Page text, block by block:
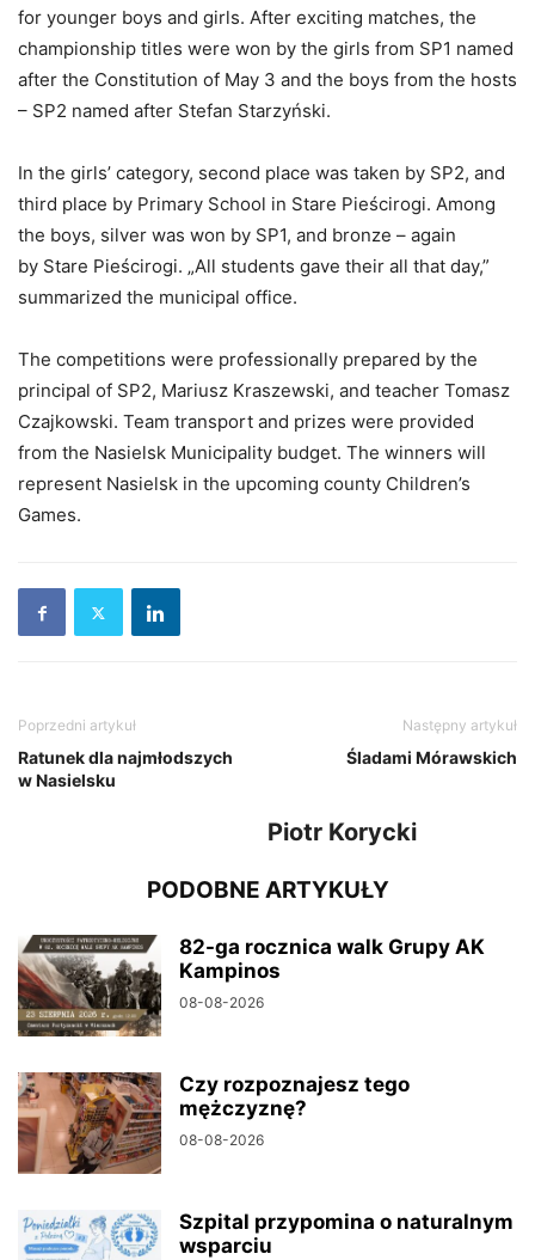
for younger boys and girls. After exciting matches, the
championship titles were won by the girls from SP1 named
after the Constitution of May 3 and the boys from the hosts
– SP2 named after Stefan Starzyński.
In the girls’ category, second place was taken by SP2, and
third place by Primary School in Stare Pieścirogi. Among
the boys, silver was won by SP1, and bronze – again
by Stare Pieścirogi. „All students gave their all that day,”
summarized the municipal office.
The competitions were professionally prepared by the
principal of SP2, Mariusz Kraszewski, and teacher Tomasz
Czajkowski. Team transport and prizes were provided
from the Nasielsk Municipality budget. The winners will
represent Nasielsk in the upcoming county Children’s
Games.
Poprzedni artykuł
Ratunek dla najmłodszych
w Nasielsku
Następny artykuł
Śladami Mórawskich
Piotr Korycki
PODOBNE ARTYKUŁY
82-ga rocznica walk Grupy AK
Kampinos
08-08-2026
Czy rozpoznajesz tego
mężczyznę?
08-08-2026
Szpital przypomina o naturalnym
wsparciu